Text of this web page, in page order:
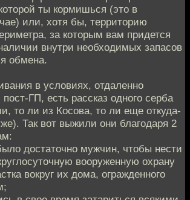
ты кормишься (это в
или, хотя бы, территорию
за которым вам придется
внутри необходимых запасов
обмена.
в условиях, отдаленно
ГП, есть рассказ одного серба
то ли из Косова, то ли еще откуда-
Так вот выжили они благодаря 2
достаточно мужчин, чтобы нести
вооруженную охрану
вокруг их дома, огражденного